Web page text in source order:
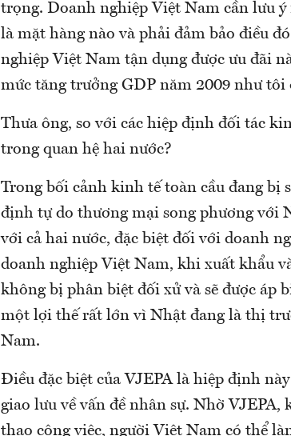
trọng. Doanh nghiệp Việt Nam cần lưu ý
là mặt hàng nào và phải đảm bảo điều
nghiệp Việt Nam tận dụng được ưu đãi
mức tăng trưởng GDP năm 2009 như tôi
Thưa ông, so với các hiệp định đối tác
trong quan hệ hai nước?
Trong bối cảnh kinh tế toàn cầu đang bị
định tự do thương mại song phương với
với cả hai nước, đặc biệt đối với doanh
doanh nghiệp Việt Nam, khi xuất khẩu
không bị phân biệt đối xử và sẽ được áp
một lợi thế rất lớn vì Nhật đang là thị
Nam.
Điều đặc biệt của VJEPA là hiệp định
giao lưu về vấn đề nhân sự. Nhờ
thạo công việc, người Việt Nam có thể